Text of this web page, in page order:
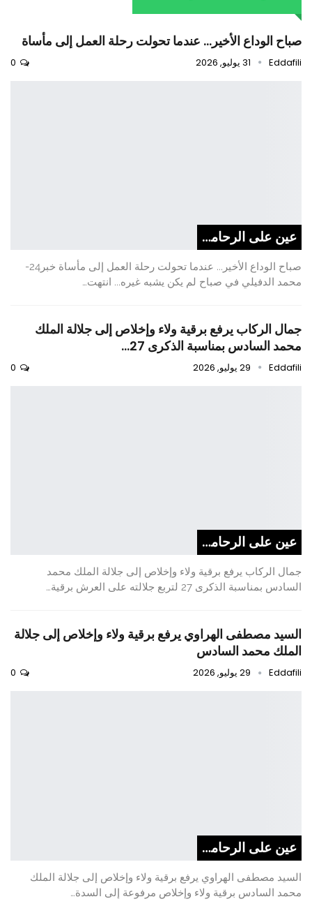
صباح الوداع الأخير… عندما تحولت رحلة العمل إلى مأساة
Eddafili 31 يوليو, 2026
عين على الرحامنة
صباح الوداع الأخير... عندما تحولت رحلة العمل إلى مأساة خبر24-
محمد الدفيلي في صباح لم يكن يشبه غيره... انتهت…
جمال الركاب يرفع برقية ولاء وإخلاص إلى جلالة الملك
محمد السادس بمناسبة الذكرى 27…
Eddafili 29 يوليو, 2026
عين على الرحامنة
جمال الركاب يرفع برقية ولاء وإخلاص إلى جلالة الملك محمد
السادس بمناسبة الذكرى 27 لتربع جلالته على العرش برقية…
السيد مصطفى الهراوي يرفع برقية ولاء وإخلاص إلى جلالة
الملك محمد السادس
Eddafili 29 يوليو, 2026
عين على الرحامنة
السيد مصطفى الهراوي يرفع برقية ولاء وإخلاص إلى جلالة الملك
محمد السادس برقية ولاء وإخلاص مرفوعة إلى السدة…